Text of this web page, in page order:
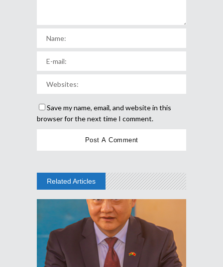
Save my name, email, and website in this
browser for the next time I comment.
Related Articles